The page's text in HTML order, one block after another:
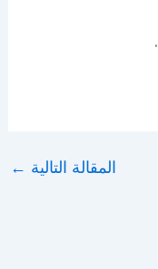
.
المقالة التالية ←